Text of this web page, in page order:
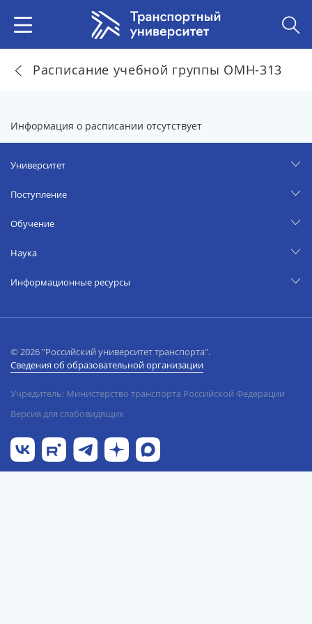
Расписание учебной группы ОМН-313
Информация о расписании отсутствует
Университет
Поступление
Обучение
Наука
Информационные ресурсы
© 2026 "Российский университет транспорта".
Сведения об образовательной организации
Учредитель: Министерство транспорта Российской Федерации
Версия для слабовидящих